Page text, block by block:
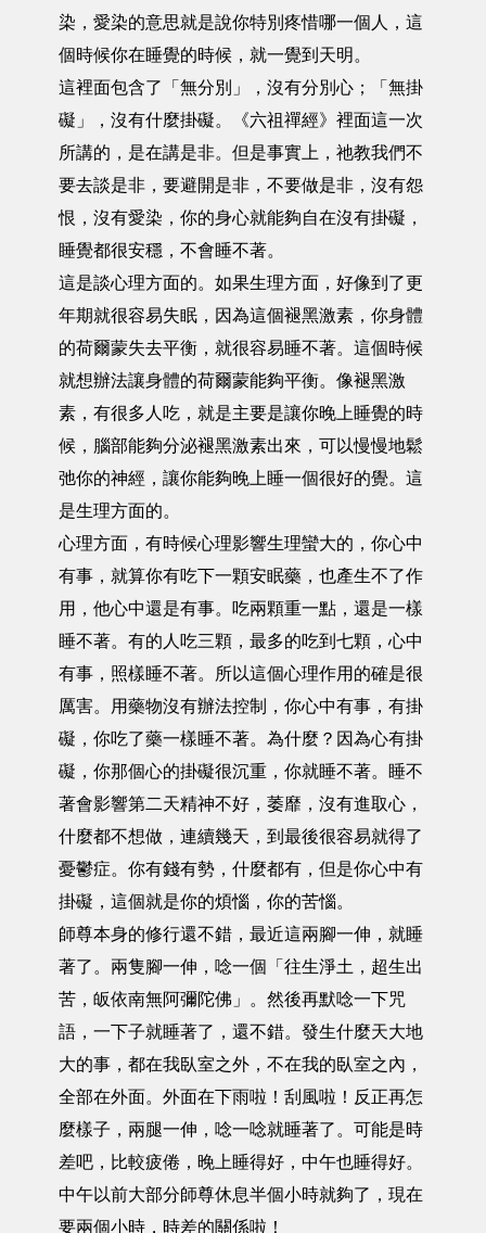
染，愛染的意思就是說你特別疼惜哪一個人，這
個時候你在睡覺的時候，就一覺到天明。
這裡面包含了「無分別」，沒有分別心；「無掛
礙」，沒有什麼掛礙。《六祖禪經》裡面這一次
所講的，是在講是非。但是事實上，祂教我們不
要去談是非，要避開是非，不要做是非，沒有怨
恨，沒有愛染，你的身心就能夠自在沒有掛礙，
睡覺都很安穩，不會睡不著。
這是談心理方面的。如果生理方面，好像到了更
年期就很容易失眠，因為這個褪黑激素，你身體
的荷爾蒙失去平衡，就很容易睡不著。這個時候
就想辦法讓身體的荷爾蒙能夠平衡。像褪黑激
素，有很多人吃，就是主要是讓你晚上睡覺的時
候，腦部能夠分泌褪黑激素出來，可以慢慢地鬆
弛你的神經，讓你能夠晚上睡一個很好的覺。這
是生理方面的。
心理方面，有時候心理影響生理蠻大的，你心中
有事，就算你有吃下一顆安眠藥，也產生不了作
用，他心中還是有事。吃兩顆重一點，還是一樣
睡不著。有的人吃三顆，最多的吃到七顆，心中
有事，照樣睡不著。所以這個心理作用的確是很
厲害。用藥物沒有辦法控制，你心中有事，有掛
礙，你吃了藥一樣睡不著。為什麼？因為心有掛
礙，你那個心的掛礙很沉重，你就睡不著。睡不
著會影響第二天精神不好，萎靡，沒有進取心，
什麼都不想做，連續幾天，到最後很容易就得了
憂鬱症。你有錢有勢，什麼都有，但是你心中有
掛礙，這個就是你的煩惱，你的苦惱。
師尊本身的修行還不錯，最近這兩腳一伸，就睡
著了。兩隻腳一伸，唸一個「往生淨土，超生出
苦，皈依南無阿彌陀佛」。然後再默唸一下咒
語，一下子就睡著了，還不錯。發生什麼天大地
大的事，都在我臥室之外，不在我的臥室之內，
全部在外面。外面在下雨啦！刮風啦！反正再怎
麼樣子，兩腿一伸，唸一唸就睡著了。可能是時
差吧，比較疲倦，晚上睡得好，中午也睡得好。
中午以前大部分師尊休息半個小時就夠了，現在
要兩個小時，時差的關係啦！